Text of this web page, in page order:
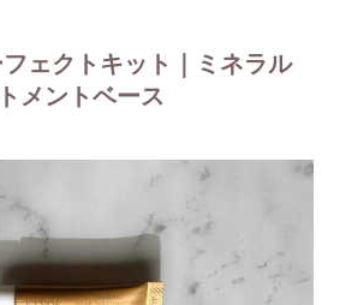
ェクトキット｜ミネラル
メントベース